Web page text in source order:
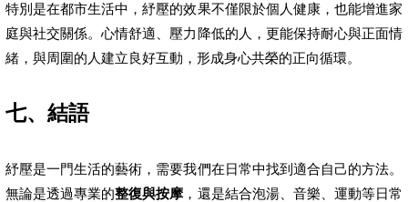
特別是在都市生活中，紓壓的效果不僅限於個人健康，也能增進家
庭與社交關係。心情舒適、壓力降低的人，更能保持耐心與正面情
緒，與周圍的人建立良好互動，形成身心共榮的正向循環。
七、結語
紓壓是一門生活的藝術，需要我們在日常中找到適合自己的方法。
無論是透過專業的整復與按摩 ，還是結合泡湯、音樂、運動等日常